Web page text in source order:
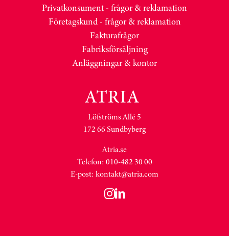
Privatkonsument - frågor & reklamation
Företagskund - frågor & reklamation
Fakturafrågor
Fabriksförsäljning
Anläggningar & kontor
Löfströms Allé 5
172 66 Sundbyberg
Atria.se
Telefon: 010-482 30 00
E-post: kontakt@atria.com